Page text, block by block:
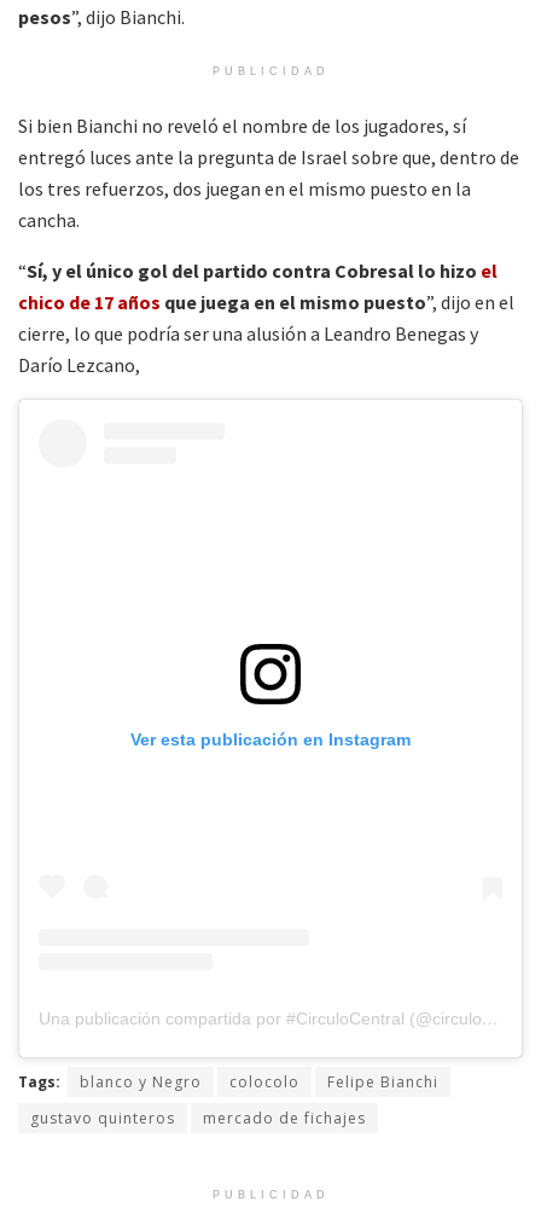
pesos”, dijo Bianchi.
PUBLICIDAD
Si bien Bianchi no reveló el nombre de los jugadores, sí
entregó luces ante la pregunta de Israel sobre que, dentro de
los tres refuerzos, dos juegan en el mismo puesto en la
cancha.
“Sí, y el único gol del partido contra Cobresal lo hizo el
chico de 17 años que juega en el mismo puesto”, dijo en el
cierre, lo que podría ser una alusión a Leandro Benegas y
Darío Lezcano,
Ver esta publicación en Instagram
Una publicación compartida por #CirculoCentral (@circulocentralchile)
Tags: blanco y Negro colocolo
Felipe Bianchi
gustavo quinteros
mercado de fichajes
PUBLICIDAD